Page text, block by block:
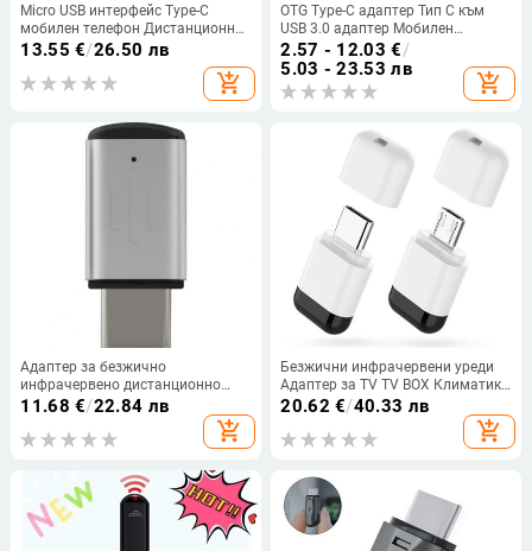
Micro USB интерфейс Type-C
мобилен телефон Дистанционно
управление Интелигентно
инфрачервен адаптер за уреди
13.55 €/26.50 лв
add_shopping_cart
OTG Type-C адаптер Тип C към
USB 3.0 адаптер Мобилен
телефон Флашка Четец
Конвертор за PC лаптоп MacBook
Xiaomi Huawei
2.57 - 12.03 €/
5.03 - 23.53 лв
add_shopping_cart
Адаптер за безжично
инфрачервено дистанционно
управление Управление с
Елегантен дизайн с голям обхват,
11.68 €/22.84 лв
add_shopping_cart
Безжични инфрачервени уреди
Адаптер за TV TV BOX Климатик
Type-C / Micro USB интерфейс
Мобилен телефон IR контролер
20.62 €/40.33 лв
add_shopping_cart